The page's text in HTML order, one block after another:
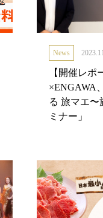
News
【開催レ
×ENGAWA
る 旅マエ〜
ミナー」